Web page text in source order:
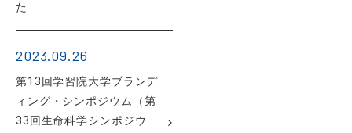
た
2023.09.26
第13回学習院大学ブランデ
ィング・シンポジウム（第
33回生命科学シンポジウ